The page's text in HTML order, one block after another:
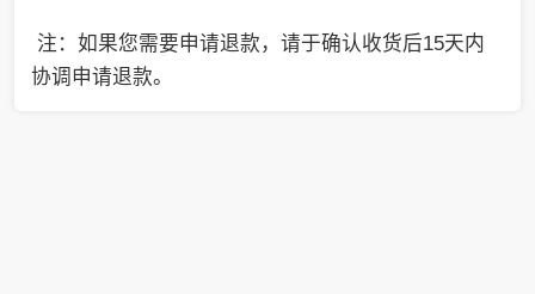
注：如果您需要申请退款，请于确认收货后15天内
协调申请退款。